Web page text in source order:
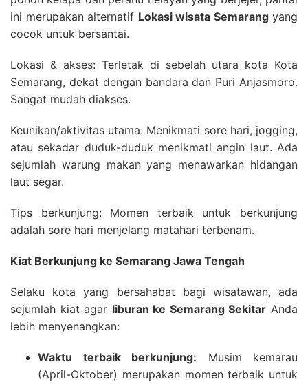
ini merupakan alternatif Lokasi wisata Semarangyang
cocok untuk bersantai.
Lokasi & akses: Terletak di sebelah utara kota Kota
Semarang, dekat dengan bandara dan Puri Anjasmoro.
Sangat mudah diakses.
Keunikan/aktivitas utama: Menikmati sore hari, jogging,
atau sekadar duduk-duduk menikmati angin laut. Ada
sejumlah warung makan yang menawarkan hidangan
laut segar.
Tips berkunjung: Momen terbaik untuk berkunjung
adalah sore hari menjelang matahari terbenam.
Kiat Berkunjung ke Semarang Jawa Tengah
Selaku kota yang bersahabat bagi wisatawan, ada
sejumlah kiat agar liburan ke Semarang Sekitar Anda
lebih menyenangkan:
Waktu terbaik berkunjung: Musim kemarau
(April-Oktober) merupakan momen terbaik untuk